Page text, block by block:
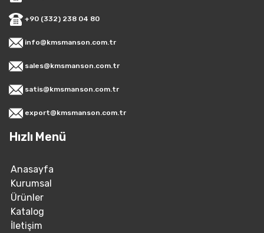
+90 (332) 238 04 80
info@kmsmanson.com.tr
sales@kmsmanson.com.tr
satis@kmsmanson.com.tr
export@kmsmanson.com.tr
Hızlı Menü
Anasayfa
Kurumsal
Ürünler
Katalog
İletişim